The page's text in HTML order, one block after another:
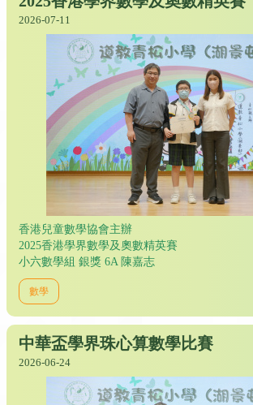
2026-07-11
香港兒童數學協會主辦
2025香港學界數學及奧數精英賽
小六數學組 銀獎 6A 陳嘉志
數學
中華盃學界珠心算數學比賽
2026-06-24